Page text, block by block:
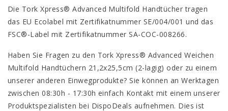
Die Tork Xpress® Advanced Multifold Handtücher tragen
das EU Ecolabel mit Zertifikatnummer SE/004/001 und das
FSC®-Label mit Zertifikatnummer SA-COC-008266.
Haben Sie Fragen zu den Tork Xpress® Advanced Weichen
Multifold Handtüchern 21,2x25,5cm (2-lagig) oder zu einem
unserer anderen Einwegprodukte? Sie können an Werktagen
zwischen 08:30h - 17:30h einfach Kontakt mit einem unserer
Produktspezialisten bei DispoDeals aufnehmen. Dies ist